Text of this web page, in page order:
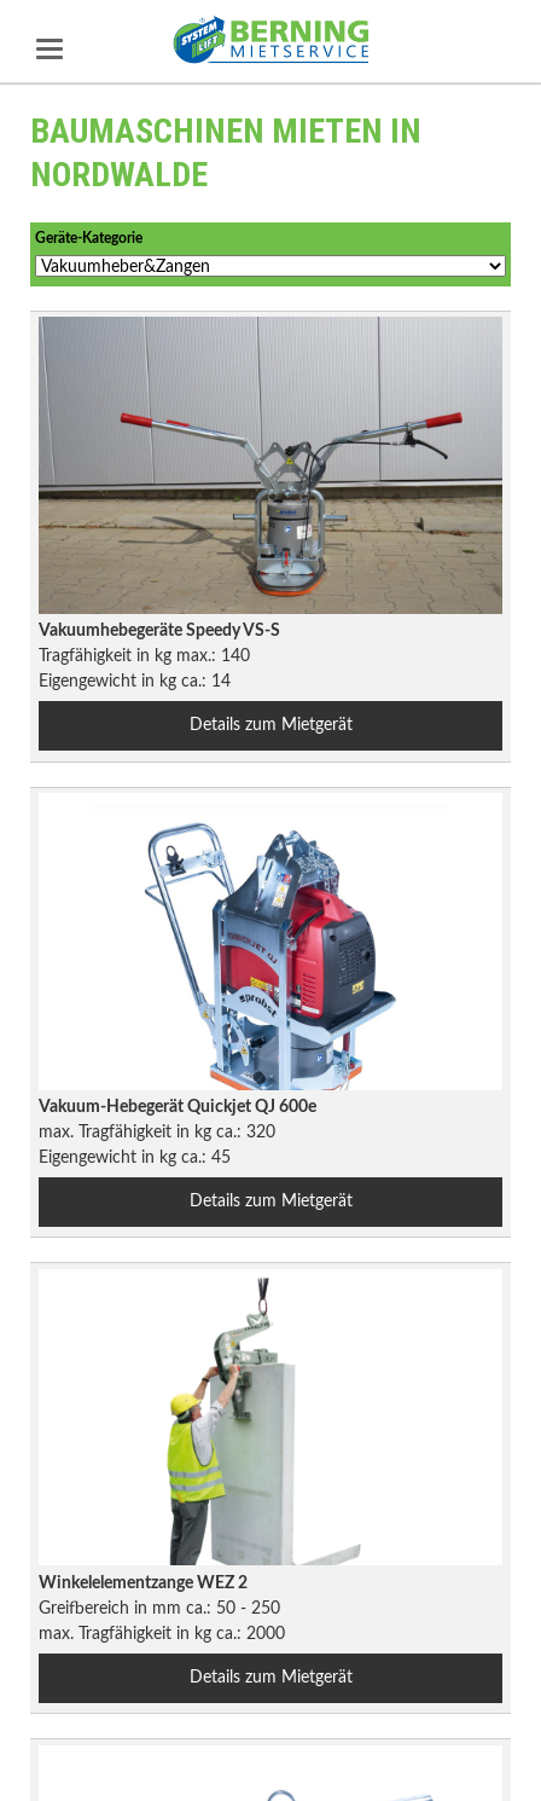
BAUMASCHINEN MIETEN IN
NORDWALDE
Geräte-Kategorie
Vakuumhebegeräte Speedy VS-S
Tragfähigkeit in kg max.: 140
Eigengewicht in kg ca.: 14
Details zum Mietgerät
Vakuum-Hebegerät Quickjet QJ 600e
max. Tragfähigkeit in kg ca.: 320
Eigengewicht in kg ca.: 45
Details zum Mietgerät
Winkelelementzange WEZ 2
Greifbereich in mm ca.: 50 - 250
max. Tragfähigkeit in kg ca.: 2000
Details zum Mietgerät